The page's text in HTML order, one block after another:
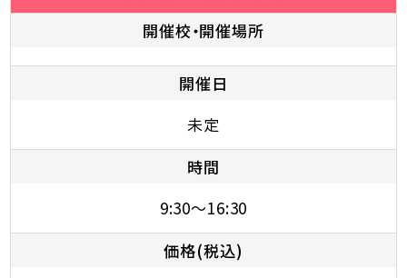
開催校・開催場所
開催日
未定
時間
9:30～16:30
価格(税込)